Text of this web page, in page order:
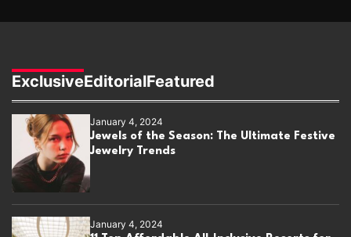
ExclusiveEditorialFeatured
January 4, 2024
Jewels of the Season: The Ultimate Festive
Jewelry Trends
January 4, 2024